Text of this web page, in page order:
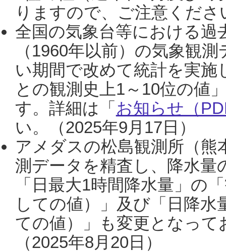
りますので、ご注意くだ
全国の気象台等における過
（1960年以前）の気象観
い期間で改めて統計を実
との観測史上1～10位の値
す。詳細は「 お知らせ（
い。（2025年9月17日）
アメダスの松島観測所（熊
測データを精査し、降水
「日最大1時間降水量」の
しての値）」及び「日降
ての値）」も変更となっ
（2025年8月20日）